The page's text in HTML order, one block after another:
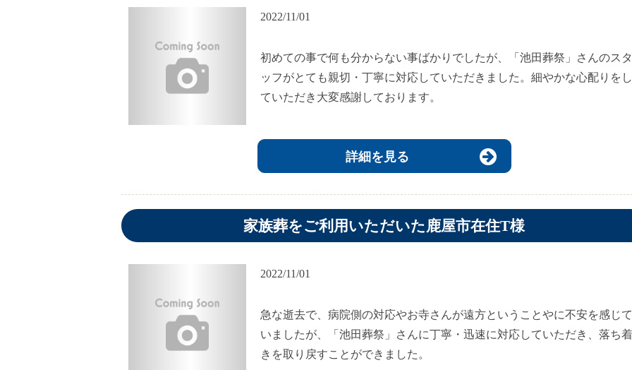
2022/11/01
初めての事で何も分からない事ばかりでしたが、「池田葬祭」さんのスタ
ッフがとても親切・丁寧に対応していただきました。細やかな心配りをし
ていただき大変感謝しております。
詳細を見る
家族葬をご利用いただいた鹿屋市在住T様
2022/11/01
急な逝去で、病院側の対応やお寺さんが遠方ということやに不安を感じて
いましたが、「池田葬祭」さんに丁寧・迅速に対応していただき、落ち着
きを取り戻すことができました。